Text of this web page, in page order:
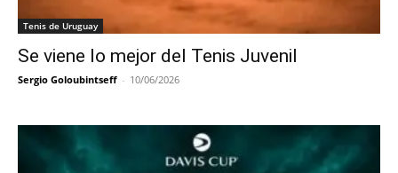
Tenis de Uruguay
Se viene lo mejor del Tenis Juvenil
Sergio Goloubintseff - 10/06/2026